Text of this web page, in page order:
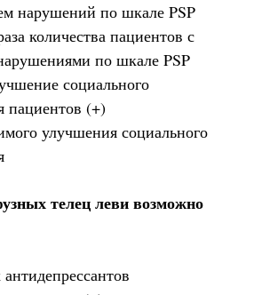
нарушений по шкале PSP
количества пациентов с
по шкале PSP
социального
пациентов (+)
улучшения социального
телец леви возможно